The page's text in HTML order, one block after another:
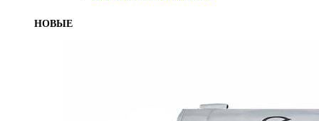
НОВЫЕ